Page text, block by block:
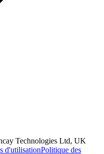
Technologies Ltd, UK
d'utilisationPolitique des